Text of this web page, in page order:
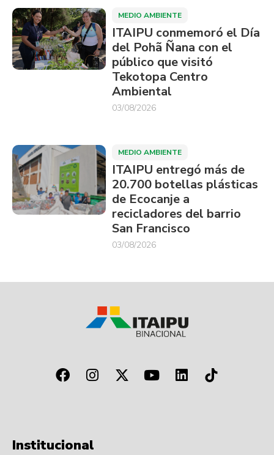
MEDIO AMBIENTE
ITAIPU conmemoró el Día
del Pohã Ñana con el
público que visitó
Tekotopa Centro
Ambiental
03/08/2026
MEDIO AMBIENTE
ITAIPU entregó más de
20.700 botellas plásticas
de Ecocanje a
recicladores del barrio
San Francisco
03/08/2026
Institucional